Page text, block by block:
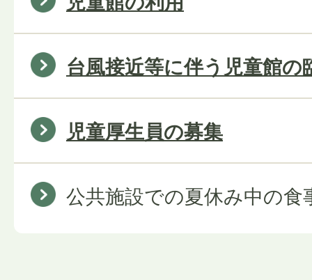
台風接近等に伴う児童館の
児童厚生員の募集
公共施設での夏休み中の食